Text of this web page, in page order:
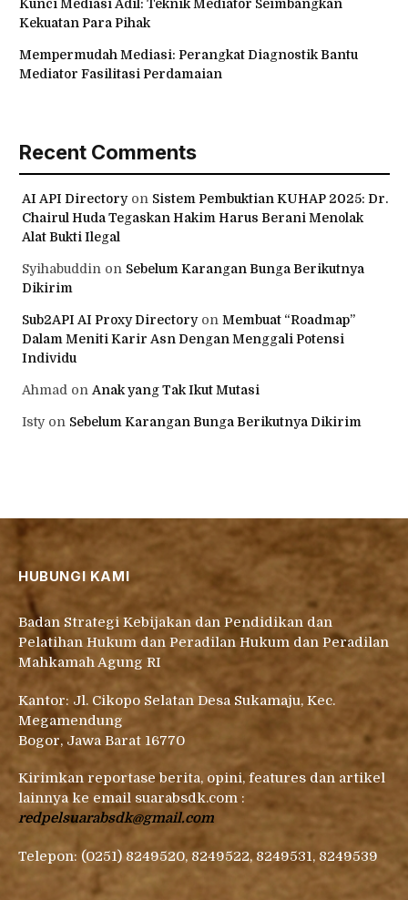
Kunci Mediasi Adil: Teknik Mediator Seimbangkan
Kekuatan Para Pihak
Mempermudah Mediasi: Perangkat Diagnostik Bantu
Mediator Fasilitasi Perdamaian
Recent Comments
AI API Directoryon Sistem Pembuktian KUHAP 2025: Dr.
Chairul Huda Tegaskan Hakim Harus Berani Menolak
Alat Bukti Ilegal
Syihabuddin on Sebelum Karangan Bunga Berikutnya
Dikirim
Sub2API AI Proxy Directoryon Membuat “Roadmap”
Dalam Meniti Karir Asn Dengan Menggali Potensi
Individu
Ahmad on Anak yang Tak Ikut Mutasi
Istyon Sebelum Karangan Bunga Berikutnya Dikirim
HUBUNGI KAMI
Badan Strategi Kebijakan dan Pendidikan dan
Pelatihan Hukum dan Peradilan Hukum dan Peradilan
Mahkamah Agung RI
Kantor: Jl. Cikopo Selatan Desa Sukamaju, Kec.
Megamendung
Bogor, Jawa Barat 16770
Kirimkan reportase berita, opini, features dan artikel
lainnya ke email suarabsdk.com :
redpelsuarabsdk@gmail.com
Telepon: (0251) 8249520, 8249522, 8249531, 8249539